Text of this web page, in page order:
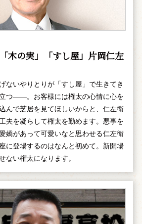
木の実」「すし屋」片岡仁左
ないやりとりが「すし屋」で生きてき
つ――。お客様には権太の心情に心を
んで芝居を見てほしいからと、仁左衛
夫を凝らして権太を勤めます。悪事を
嬌があって可愛いなと思わせる仁左衛
に登場するのはなんと初めて。新開場
ない権太になります。